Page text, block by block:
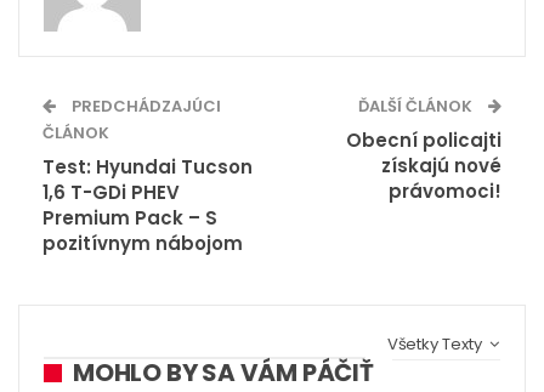
PREDCHÁDZAJÚCI
ČLÁNOK
Test: Hyundai Tucson
1,6 T-GDi PHEV
Premium Pack – S
pozitívnym nábojom
ĎALŠÍ ČLÁNOK
Obecní policajti
získajú nové
právomoci!
Všetky Texty
MOHLO BY SA VÁM PÁČIŤ